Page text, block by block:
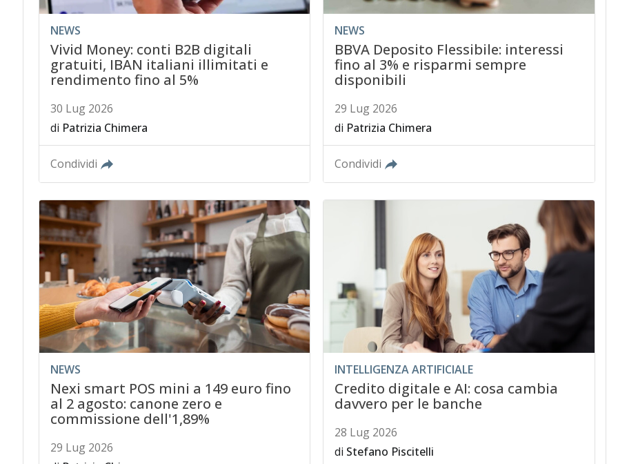
NEWS
Vivid Money: conti B2B digitali
gratuiti, IBAN italiani illimitati e
rendimento fino al 5%
30 Lug 2026
di Patrizia Chimera
Condividi
NEWS
BBVA Deposito Flessibile: interessi
fino al 3% e risparmi sempre
disponibili
29 Lug 2026
di Patrizia Chimera
Condividi
NEWS
Nexi smart POS mini a 149 euro fino
al 2 agosto: canone zero e
commissione dell'1,89%
29 Lug 2026
INTELLIGENZA ARTIFICIALE
Credito digitale e AI: cosa cambia
davvero per le banche
28 Lug 2026
di Stefano Piscitelli